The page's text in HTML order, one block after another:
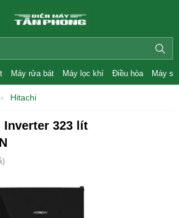
Máy rửa bát Máy lọc khí Điều hòa Máy
Hitachi
Inverter 323 lít